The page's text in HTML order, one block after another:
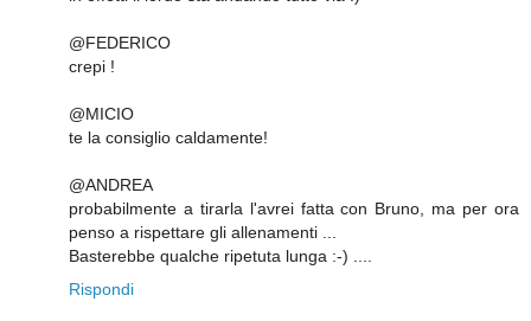
@FEDERICO
crepi !
@MICIO
te la consiglio caldamente!
@ANDREA
probabilmente a tirarla l'avrei fatta con Bruno, ma per ora
penso a rispettare gli allenamenti ...
Basterebbe qualche ripetuta lunga :-) ....
Rispondi